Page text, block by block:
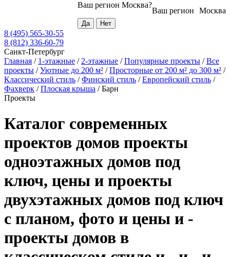
Москва
Ваш регион
Ваш регион Москва?
8 (495) 565-30-55
8 (812) 336-60-79
Санкт-Петербург
Главная / 1-этажные / 2-этажные /Популярные проекты /Все
проекты /Уютные до 200 м² /Просторные от 200 м² до 300 м² /
Классический стиль /Финский стиль /Европейский стиль /
Фахверк /Плоская крыша /Барн
Проекты
Каталог современных
проектов домов проекты
одноэтажных домов под
ключ, цены и проекты
двухэтажных домов под ключ
с планом, фото и цены и -
проекты домов в